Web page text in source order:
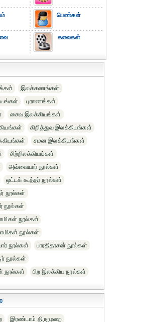
பெண்கள்
கலைகள்
இலக்கணங்கள்
புராணங்கள்
சைவ இலக்கியங்கள்
கிறித்துவ இலக்கியங்கள்
சமன இலக்கியங்கள்
சிற்றிலக்கியங்கள்
அவ்வையார் நூல்கள்
ஒட்டக் கூத்தர் நூல்கள்
நூல்கள்
நூல்கள்
நூல்கள்
நூல்கள்
நூல்கள்
பாரதிதாசன் நூல்கள்
நூல்கள்
நூல்கள்
பிற இலக்கிய நூல்கள்
இரண்டாம் திருமுறை